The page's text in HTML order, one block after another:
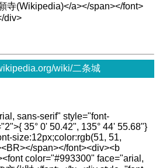
寺(Wikipedia)</a></span></font>
div>
wiki/二条城
sans-serif" style="font-
35° 0' 50.42", 135° 44' 55.68"}
size:12px;color:rgb(51, 51,
span></font><div><b
color="#993300" face="arial,